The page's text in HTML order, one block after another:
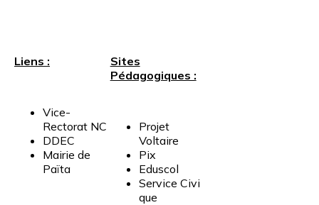
Liens :
Vice-
Rectorat NC
DDEC
Mairie de
Païta
Sites
Pédagogiques :
Projet
Voltaire
Pix
Eduscol
Service Civi
que